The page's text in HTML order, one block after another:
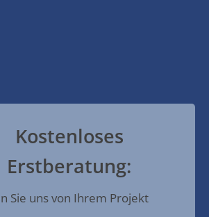
Kostenloses
Erstberatung:
Sie uns von Ihrem Projekt